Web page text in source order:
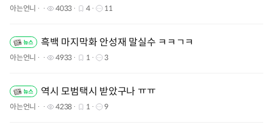
아는언니 4033 4 11
흑백 마지막화 안성재 말실수 ㅋㅋㄱㅋ
아는언니 4933 1 3
역시 모범택시 받았구나 ㅠㅠ
아는언니 4238 1 9